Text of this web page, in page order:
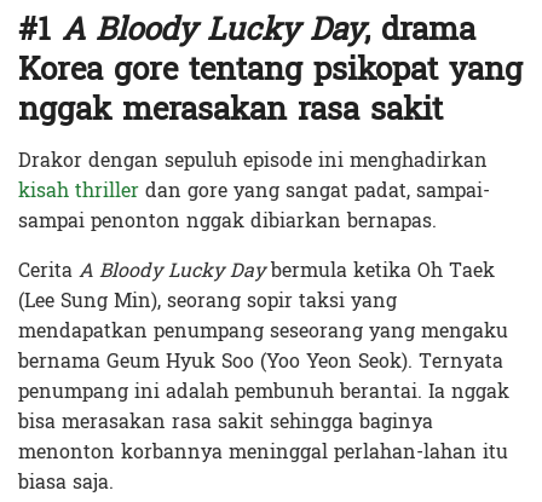
#1A Bloody Lucky Day, drama
Korea gore tentang psikopat yang
nggak merasakan rasa sakit
Drakor dengan sepuluh episode ini menghadirkan
kisah thrillerdan gore yang sangat padat, sampai-
sampai penonton nggak dibiarkan bernapas.
CeritaA Bloody Lucky Daybermula ketika Oh Taek
(Lee Sung Min), seorang sopir taksi yang
mendapatkan penumpang seseorang yang mengaku
bernama Geum Hyuk Soo (Yoo Yeon Seok). Ternyata
penumpang ini adalah pembunuh berantai. Ia nggak
bisa merasakan rasa sakit sehingga baginya
menonton korbannya meninggal perlahan-lahan itu
biasa saja.